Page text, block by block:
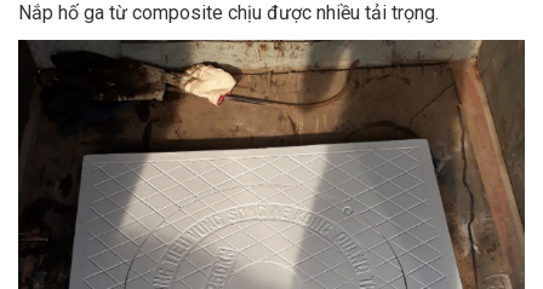
Nắp hố ga từ composite chịu được nhiều tải trọng.